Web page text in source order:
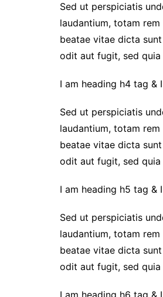
Sed ut perspiciatis
laudantium, totam
beatae vitae dicta
odit aut fugit, sed quia
I am heading h4 tag &
Sed ut perspiciatis
laudantium, totam
beatae vitae dicta
odit aut fugit, sed quia
I am heading h5 tag &
Sed ut perspiciatis
laudantium, totam
beatae vitae dicta
odit aut fugit, sed quia
I am heading h6 tag &